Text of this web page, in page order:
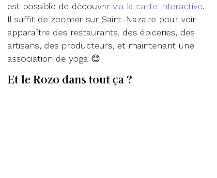
est possible de découvrir via la carte interactive.
Il suffit de zoomer sur Saint-Nazaire pour voir
apparaître des restaurants, des épiceries, des
artisans, des producteurs, et maintenant une
association de yoga 😊
Et le Rozo dans tout ça ?